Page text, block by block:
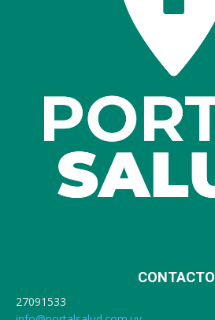
CONTACTO
27091533